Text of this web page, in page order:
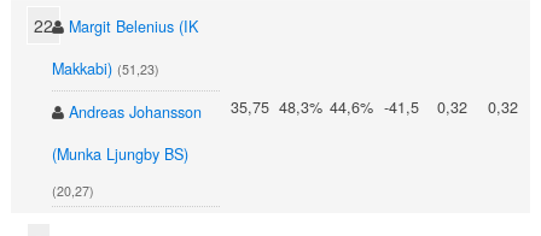
22
Margit Belenius (IK
Makkabi) (51,23)
Andreas Johansson
(Munka Ljungby BS)
(20,27)
35,75 48,3% 44,6% -41,5 0,32 0,32